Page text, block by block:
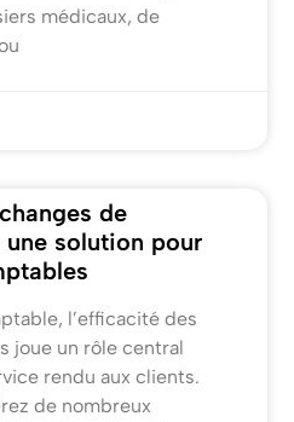
médicaux, de
de
solution pour
l’efficacité des
joue un rôle central
rendu aux clients.
de nombreux